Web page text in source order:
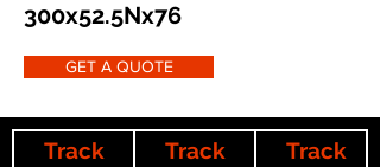
300x52.5Nx76
GET A QUOTE
Track
Track
Track